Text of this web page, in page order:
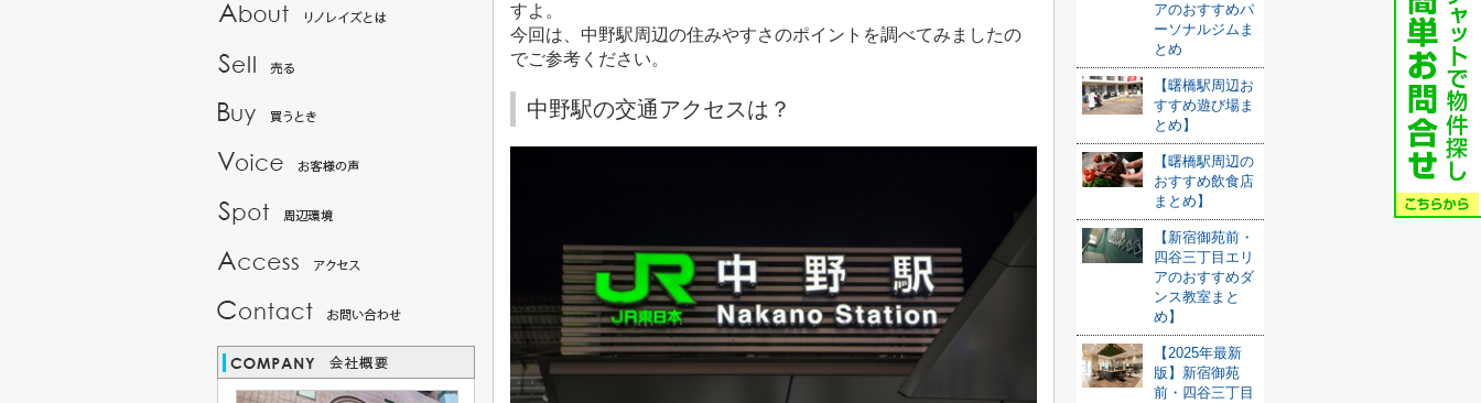
すよ。
今回は、中野駅周辺の住みやすさのポイントを調べてみましたの
でご参考ください。
中野駅の交通アクセスは？
アのおすすめパ
ーソナルジムま
とめ
【曙橋駅周辺お
すすめ遊び場ま
とめ】
【曙橋駅周辺の
おすすめ飲食店
まとめ】
【新宿御苑前・
四谷三丁目エリ
アのおすすめダ
ンス教室まと
め】
【2025年最新
版】新宿御苑
前・四谷三丁目